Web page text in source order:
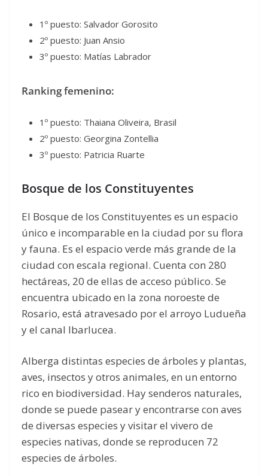
1º puesto: Salvador Gorosito
2º puesto: Juan Ansio
3º puesto: Matías Labrador
Ranking femenino:
1º puesto: Thaiana Oliveira, Brasil
2º puesto: Georgina Zontellia
3º puesto: Patricia Ruarte
Bosque de los Constituyentes
El Bosque de los Constituyentes es un espacio
único e incomparable en la ciudad por su flora
y fauna. Es el espacio verde más grande de la
ciudad con escala regional. Cuenta con 280
hectáreas, 20 de ellas de acceso público. Se
encuentra ubicado en la zona noroeste de
Rosario, está atravesado por el arroyo Ludueña
y el canal Ibarlucea.
Alberga distintas especies de árboles y plantas,
aves, insectos y otros animales, en un entorno
rico en biodiversidad. Hay senderos naturales,
donde se puede pasear y encontrarse con aves
de diversas especies y visitar el vivero de
especies nativas, donde se reproducen 72
especies de árboles.